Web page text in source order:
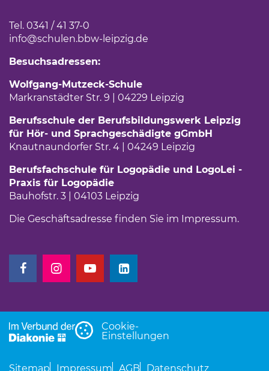
Tel. 0341 / 41 37-0
info@schulen.bbw-leipzig.de
Besuchsadressen:
Wolfgang-Mutzeck-Schule
Markranstädter Str. 9 | 04229 Leipzig
Berufsschule der Berufsbildungswerk Leipzig
für Hör- und Sprachgeschädigte gGmbH
Knautnaundorfer Str. 4 | 04249 Leipzig
Berufsfachschule für Logopädie und LogoLei -
Praxis für Logopädie
Bauhofstr. 3 | 04103 Leipzig
Die Geschäftsadresse finden Sie im Impressum(Link
.
(Link öffnet einen neuen Tab)
(Link öffnet einen neuen Tab)
(Link öffnet einen neuen Tab)
(Link öffnet einen neuen Tab)
Cookie-
Einstellungen
Sitemap Impressum AGB Datenschutz